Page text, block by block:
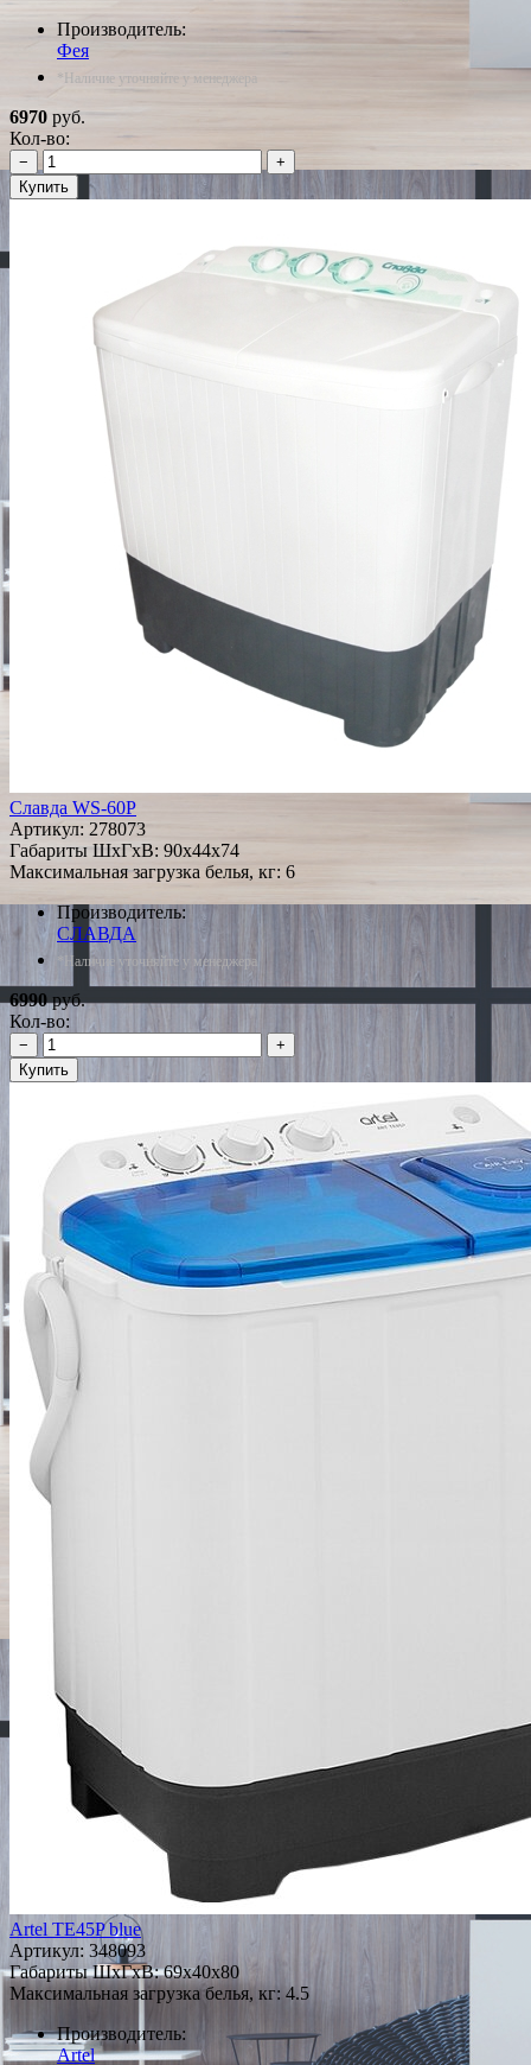
Производитель:
Фея
*Наличие уточняйте у менеджера
6970 руб.
Кол-во:
−
+
Купить
Славда WS-60P
Артикул: 278073
Габариты ШxГxВ: 90x44x74
Максимальная загрузка белья, кг: 6
Производитель:
СЛАВДА
*Наличие уточняйте у менеджера
6990руб.
Кол-во:
−
+
Купить
Artel TE45P blue
Артикул: 348093
Габариты ШxГxВ: 69x40x80
Максимальная загрузка белья, кг: 4.5
Производитель:
Artel